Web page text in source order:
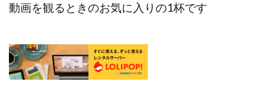
動画を観るときのお気に入りの1杯です